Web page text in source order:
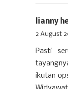
lianny
2 August
Pasti
ikutan